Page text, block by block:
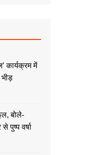
कार्यक्रम में
बोले-
पुष्प वर्षा